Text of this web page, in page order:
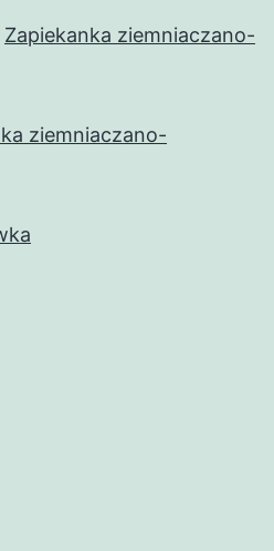
Zapiekanka ziemniaczano-
ziemniaczano-